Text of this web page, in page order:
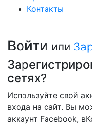
Контакты
Войти или
сетях?
Используйте свой
входа на сайт. Вы
аккаунт Facebook,